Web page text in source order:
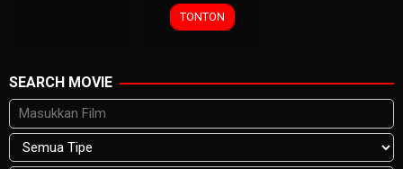
TONTON
SEARCH MOVIE